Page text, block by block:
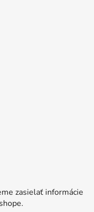
zasielať informácie